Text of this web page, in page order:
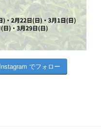
Instagram でフォロー